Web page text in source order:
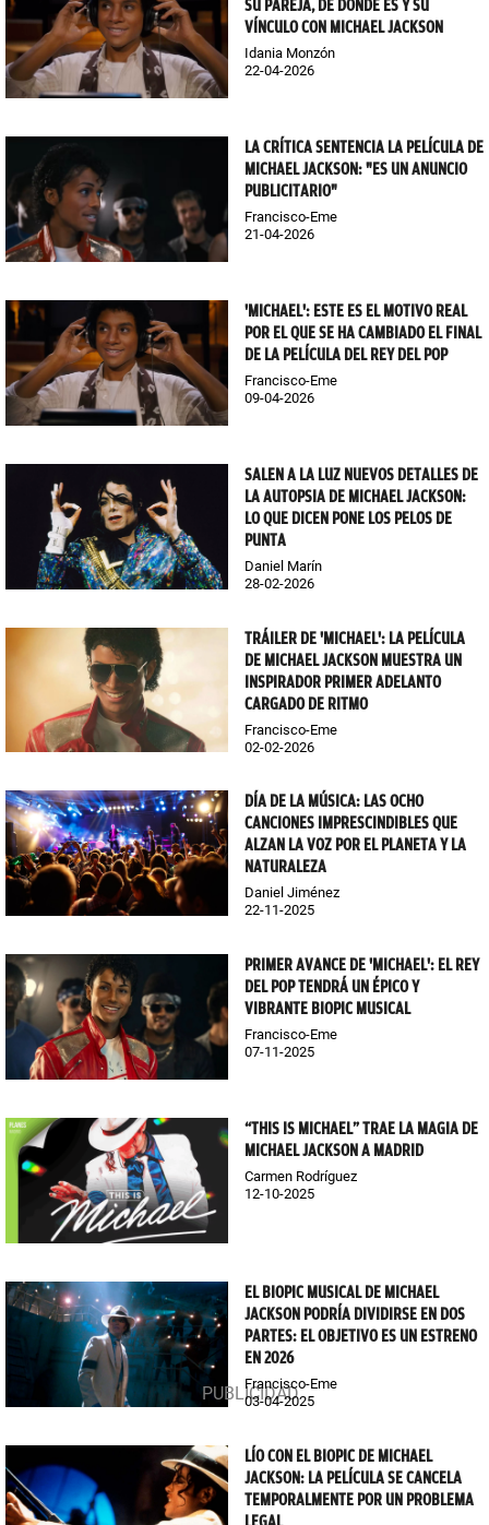
SU PAREJA, DE DÓNDE ES Y SU
VÍNCULO CON MICHAEL JACKSON
Idania Monzón
22-04-2026
LA CRÍTICA SENTENCIA LA PELÍCULA DE
MICHAEL JACKSON: "ES UN ANUNCIO
PUBLICITARIO"
Francisco-Eme
21-04-2026
'MICHAEL': ESTE ES EL MOTIVO REAL
POR EL QUE SE HA CAMBIADO EL FINAL
DE LA PELÍCULA DEL REY DEL POP
Francisco-Eme
09-04-2026
SALEN A LA LUZ NUEVOS DETALLES DE
LA AUTOPSIA DE MICHAEL JACKSON:
LO QUE DICEN PONE LOS PELOS DE
PUNTA
Daniel Marín
28-02-2026
TRÁILER DE 'MICHAEL': LA PELÍCULA
DE MICHAEL JACKSON MUESTRA UN
INSPIRADOR PRIMER ADELANTO
CARGADO DE RITMO
Francisco-Eme
02-02-2026
DÍA DE LA MÚSICA: LAS OCHO
CANCIONES IMPRESCINDIBLES QUE
ALZAN LA VOZ POR EL PLANETA Y LA
NATURALEZA
Daniel Jiménez
22-11-2025
PRIMER AVANCE DE 'MICHAEL': EL REY
DEL POP TENDRÁ UN ÉPICO Y
VIBRANTE BIOPIC MUSICAL
Francisco-Eme
07-11-2025
“THIS IS MICHAEL” TRAE LA MAGIA DE
MICHAEL JACKSON A MADRID
Carmen Rodríguez
12-10-2025
EL BIOPIC MUSICAL DE MICHAEL
JACKSON PODRÍA DIVIDIRSE EN DOS
PARTES: EL OBJETIVO ES UN ESTRENO
EN 2026
Francisco-Eme
03-04-2025
LÍO CON EL BIOPIC DE MICHAEL
JACKSON: LA PELÍCULA SE CANCELA
TEMPORALMENTE POR UN PROBLEMA